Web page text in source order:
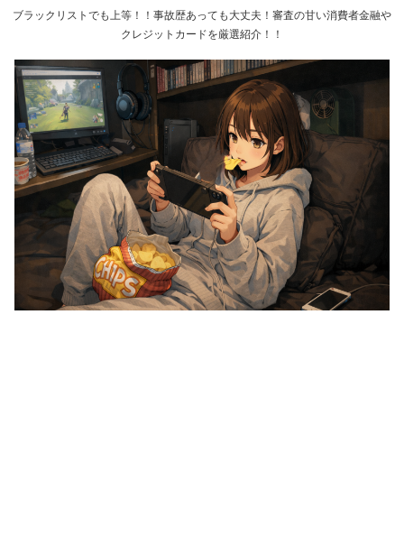
ブラックリストでも上等！！事故歴あっても大丈夫！審査の甘い消費者金融や
クレジットカードを厳選紹介！！